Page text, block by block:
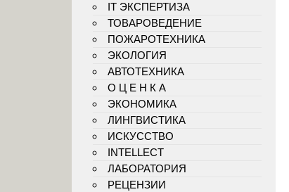
IT ЭКСПЕРТИЗА
ТОВАРОВЕДЕНИЕ
ПОЖАРОТЕХНИКА
ЭКОЛОГИЯ
АВТОТЕХНИКА
О Ц Е Н К А
ЭКОНОМИКА
ЛИНГВИСТИКА
ИСКУССТВО
INTELLECT
ЛАБОРАТОРИЯ
РЕЦЕНЗИИ